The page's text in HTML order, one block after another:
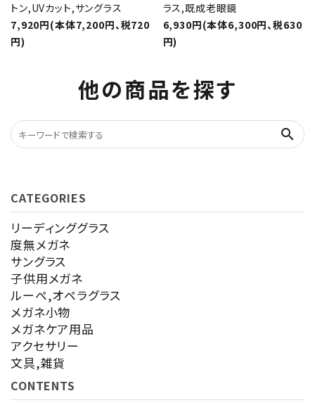
トン,UVカット,サングラス
7,920円(本体7,200円、税720
円)
ラス,既成老眼鏡
6,930円(本体6,300円、税630
円)
他の商品を探す
search
CATEGORIES
リーディンググラス
度無メガネ
サングラス
子供用メガネ
ルーペ,オペラグラス
メガネ小物
メガネケア用品
アクセサリー
文具,雑貨
CONTENTS